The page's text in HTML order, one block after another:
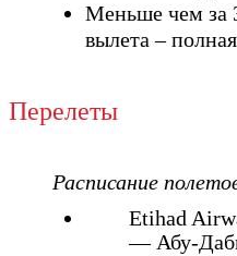
Меньше чем за
вылета –
Перелеты
Расписание
Etihad
— Абу-